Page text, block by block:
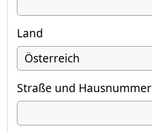
Land
Straße und Hausnummer